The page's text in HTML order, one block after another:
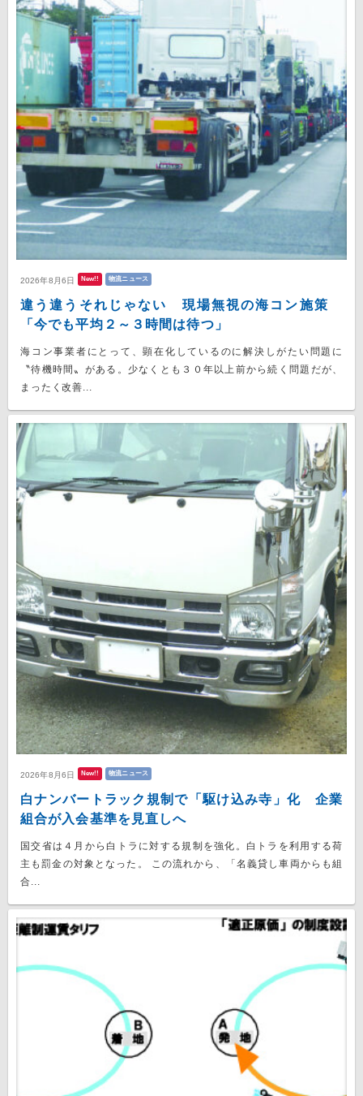
2026年8月6日 New!! 物流ニュース
違う違うそれじゃない 現場無視の海コン施策
「今でも平均２～３時間は待つ」
海コン事業者にとって、顕在化しているのに解決しがたい問題に
〝待機時間〟がある。少なくとも３０年以上前から続く問題だが、
まったく改善...
2026年8月6日 New!! 物流ニュース
白ナンバートラック規制で「駆け込み寺」化 企業
組合が入会基準を見直しへ
国交省は４月から白トラに対する規制を強化。白トラを利用する荷
主も罰金の対象となった。 この流れから、「名義貸し車両からも組
合...